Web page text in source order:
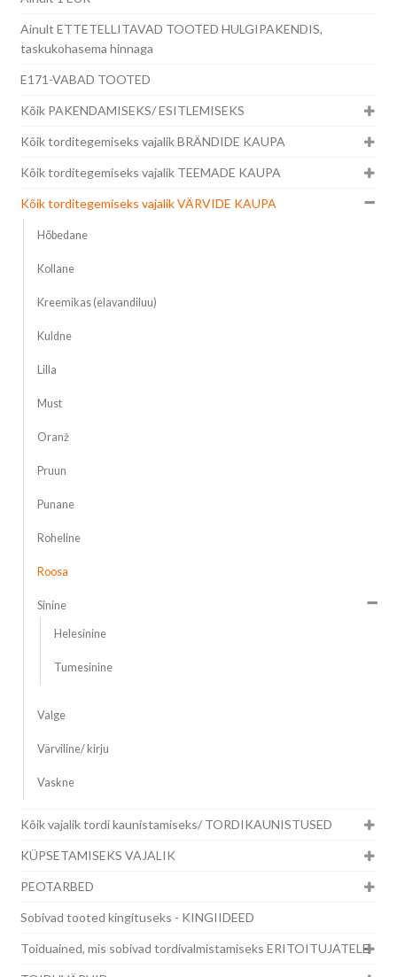
Ainult ETTETELLITAVAD TOOTED HULGIPAKENDIS,
taskukohasema hinnaga
E171-VABAD TOOTED
Kõik PAKENDAMISEKS/ ESITLEMISEKS
Kõik torditegemiseks vajalik BRÄNDIDE KAUPA
Kõik torditegemiseks vajalik TEEMADE KAUPA
Kõik torditegemiseks vajalik VÄRVIDE KAUPA
Hõbedane
Kollane
Kreemikas (elavandiluu)
Kuldne
Lilla
Must
Oranž
Pruun
Punane
Roheline
Roosa
Sinine
Helesinine
Tumesinine
Valge
Värviline/ kirju
Vaskne
Kõik vajalik tordi kaunistamiseks/ TORDIKAUNISTUSED
KÜPSETAMISEKS VAJALIK
PEOTARBED
Sobivad tooted kingituseks - KINGIIDEED
Toiduained, mis sobivad tordivalmistamiseks ERITOITUJATELE